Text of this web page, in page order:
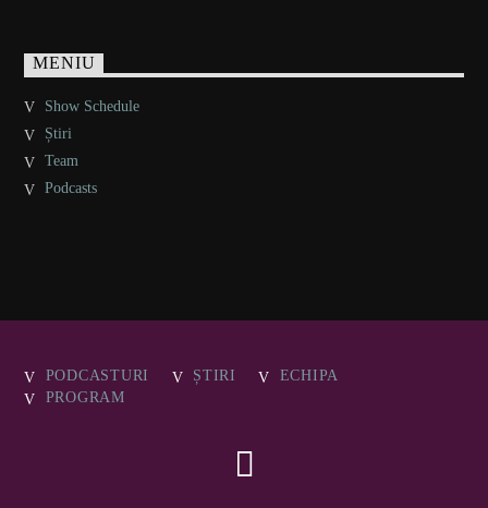
MENIU
Show Schedule
Știri
Team
Podcasts
PODCASTURI ȘTIRI
ECHIPA
PROGRAM